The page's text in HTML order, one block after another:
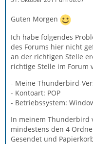
Guten Morgen
Ich habe folgendes
des Forums hier nicht
an der richtigen Stelle
richtige Stelle im Forum
- Meine Thunderbird-
- Kontoart: POP
- Betriebssystem:
In meinem Thunderbird
mindestens den 4
Gesendet und